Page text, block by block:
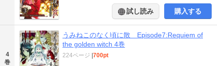
試し読み 購入する
4
巻
うみねこのなく頃に散 Episode7:Requiem of
the golden witch 4巻
224ページ |700pt